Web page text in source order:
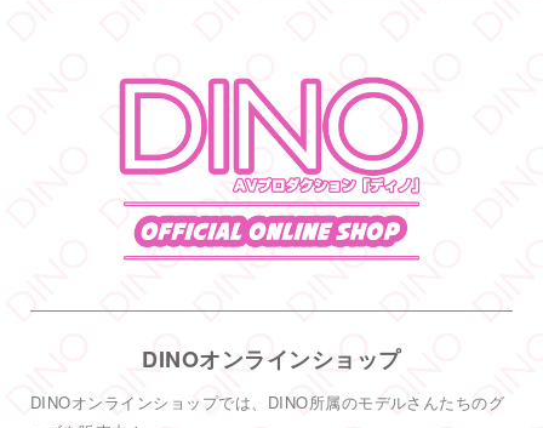
した
宇佐美ゆき @usayuki02 3 8月
【満枠完売】
ありがとうございます
いっぱい楽しみましょうね
DINO - ディノ／AVプロダクション リツイートされ
DINO - ディノ／AVプロダクション
DINOオンラインショップ
DINOオンラインショップでは、DINO所属のモデルさんたちのグ